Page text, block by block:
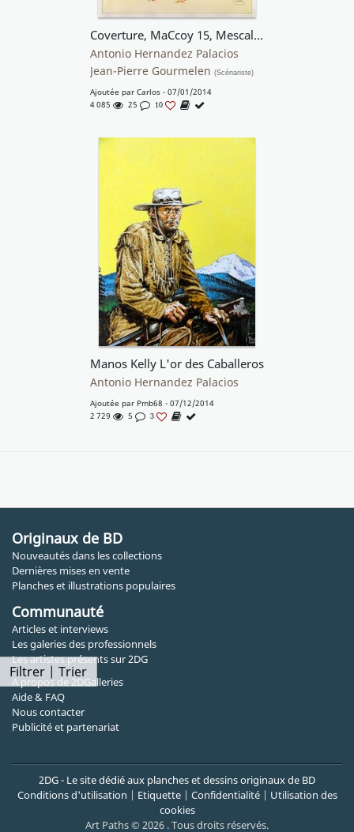
Filtrer | Trier
Coverture, MaCcoy 15, Mescaleros Station
Antonio Hernandez Palacios
Jean-Pierre Gourmelen (Scénariste)
Ajoutée par Carlos - 07/01/2014
4 085
25 10
Manos Kelly L'or des Caballeros
Antonio Hernandez Palacios
Ajoutée par Pmb68 - 07/12/2014
2 729
5 3
Originaux de BD
Nouveautés dans les collections
Dernières mises en vente
Planches et illustrations populaires
Communauté
Articles et interviews
Les galeries des professionnels
Les artistes présents sur 2DG
A propos de 2DGalleries
Aide & FAQ
Nous contacter
Publicité et partenariat
2DG - Le site dédié aux planches et dessins originaux de BD
Conditions d'utilisation | Etiquette| Confidentialité| Utilisation des
cookies
Art Paths © 2026 . Tous droits réservés.